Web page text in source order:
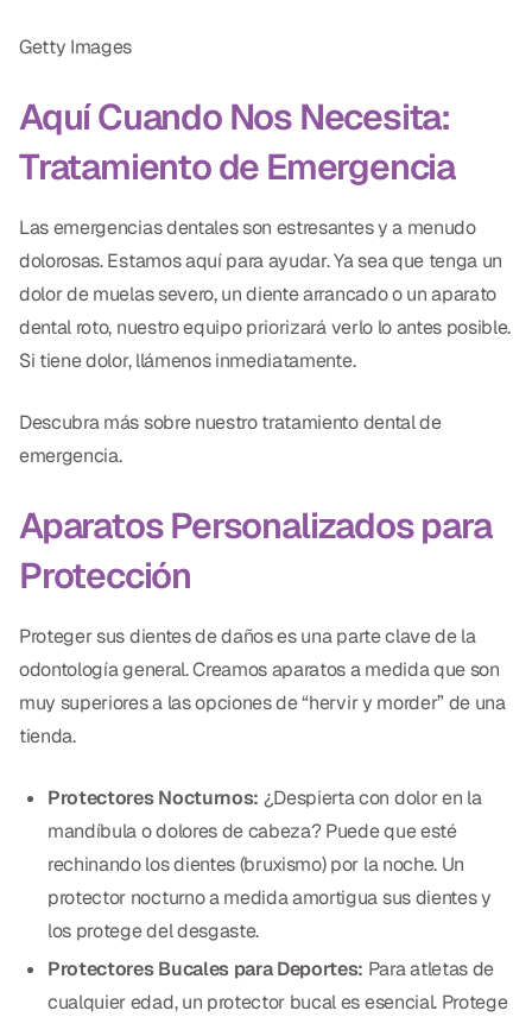
Getty Images
Aquí Cuando Nos Necesita:
Tratamiento de Emergencia
Las emergencias dentales son estresantes y a menudo
dolorosas. Estamos aquí para ayudar. Ya sea que tenga un
dolor de muelas severo, un diente arrancado o un aparato
dental roto, nuestro equipo priorizará verlo lo antes posible.
Si tiene dolor, llámenos inmediatamente.
Descubra más sobre nuestro tratamiento dental de
emergencia.
Aparatos Personalizados para
Protección
Proteger sus dientes de daños es una parte clave de la
odontología general. Creamos aparatos a medida que son
muy superiores a las opciones de “hervir y morder” de una
tienda.
Protectores Nocturnos: ¿Despierta con dolor en la
mandíbula o dolores de cabeza? Puede que esté
rechinando los dientes (bruxismo) por la noche. Un
protector nocturno a medida amortigua sus dientes y
los protege del desgaste.
Protectores Bucales para Deportes: Para atletas de
cualquier edad, un protector bucal es esencial. Protege